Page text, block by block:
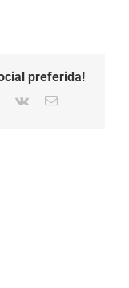
preferida!
Pinterest
Vk Email: